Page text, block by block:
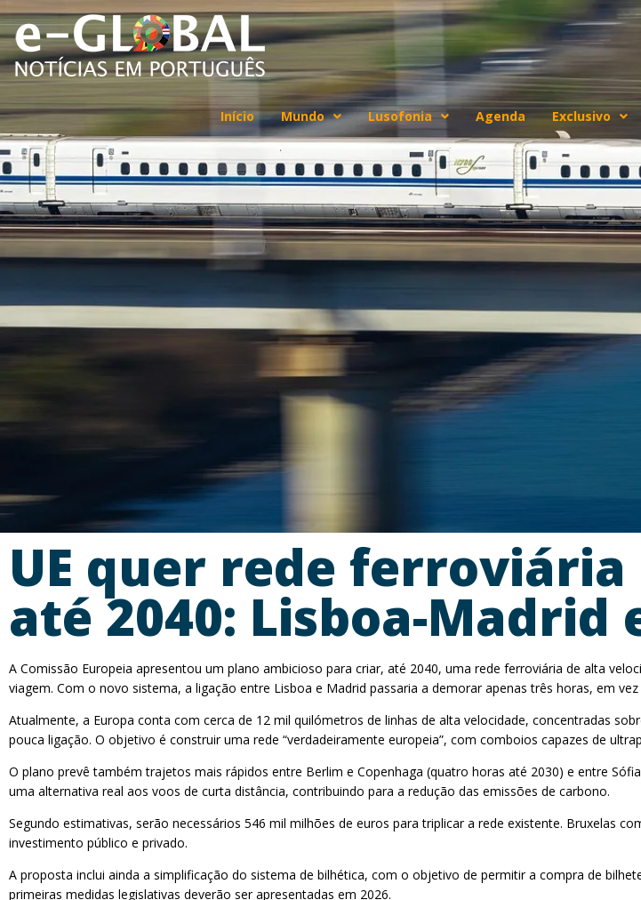
Início Mundo Lusofonia Agenda Exclusivo
UE quer rede
até 2040: Lisboa-Madrid
A Comissão Europeia apresentou um plano ambicioso para criar, até 2040, uma rede ferroviária de alta
viagem. Com o novo sistema, a ligação entre Lisboa e Madrid passaria a demorar apenas três horas, em
Atualmente, a Europa conta com cerca de 12 mil quilómetros de linhas de alta velocidade, concentradas
pouca ligação. O objetivo é construir uma rede “verdadeiramente europeia”, com comboios capazes de
O plano prevê também trajetos mais rápidos entre Berlim e Copenhaga (quatro horas até 2030) e entre
uma alternativa real aos voos de curta distância, contribuindo para a redução das emissões de carbono.
Segundo estimativas, serão necessários 546 mil milhões de euros para triplicar a rede existente. Bruxelas
investimento público e privado.
A proposta inclui ainda a simplificação do sistema de bilhética, com o objetivo de permitir a compra de
primeiras medidas legislativas deverão ser apresentadas em 2026.